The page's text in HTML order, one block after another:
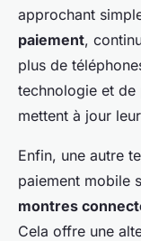
approchant
paiement,
plus de
technologie et de
mettent à jour
Enfin, une autre
paiement mobile
montres
Cela offre une